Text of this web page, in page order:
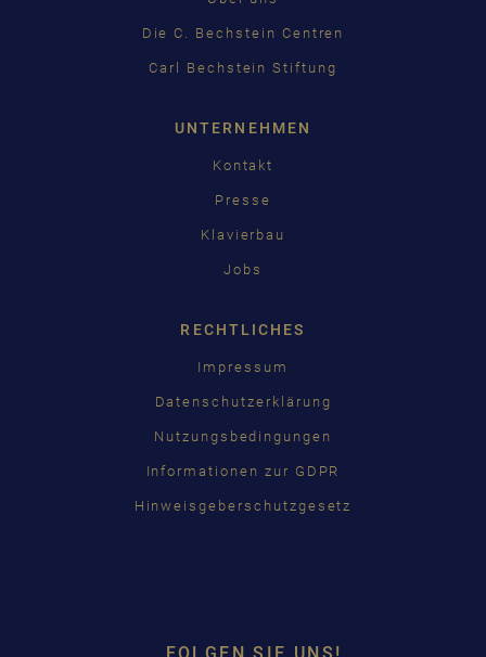
Die C. Bechstein Centren
Carl Bechstein Stiftung
UNTERNEHMEN
Kontakt
Presse
Klavierbau
Jobs
RECHTLICHES
Impressum
Datenschutzerklärung
Nutzungsbedingungen
Informationen zur GDPR
Hinweisgeberschutzgesetz